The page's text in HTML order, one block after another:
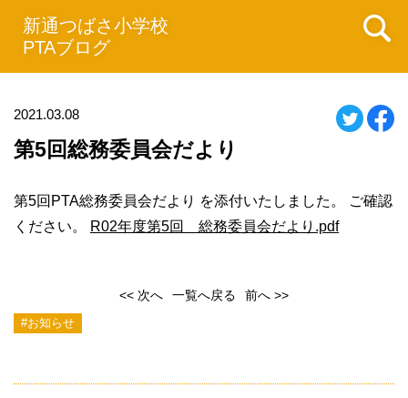
新通つばさ小学校
PTAブログ
2021.03.08
第5回総務委員会だより
第5回PTA総務委員会だより を添付いたしました。 ご確認
ください。
R02年度第5回 総務委員会だより.pdf
<< 次へ 一覧へ戻る 前へ >>
#お知らせ